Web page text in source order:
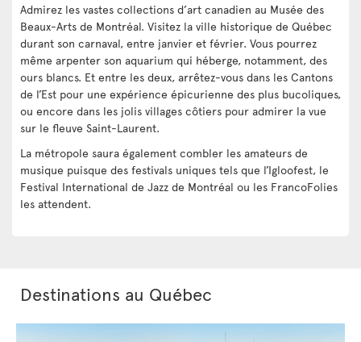
Admirez les vastes collections d’art canadien au Musée des
Beaux-Arts de Montréal. Visitez la ville historique de Québec
durant son carnaval, entre janvier et février. Vous pourrez
même arpenter son aquarium qui héberge, notamment, des
ours blancs. Et entre les deux, arrêtez-vous dans les Cantons
de l’Est pour une expérience épicurienne des plus bucoliques,
ou encore dans les jolis villages côtiers pour admirer la vue
sur le fleuve Saint-Laurent.
La métropole saura également combler les amateurs de
musique puisque des festivals uniques tels que l’Igloofest, le
Festival International de Jazz de Montréal ou les FrancoFolies
les attendent.
Destinations au Québec